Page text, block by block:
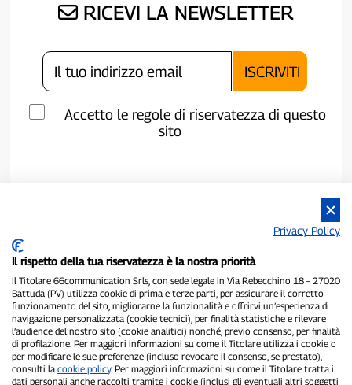
RICEVI LA NEWSLETTER
Accetto le regole di riservatezza di questo
sito
P300.it è una Testata Giornalistica indipendente
Registrazione numero 1/2021 del 1/2/2021 - Tribunale di Pavia
Proprietario ed editore:66communication Srls- P.IVA
02798890188
Privacy Policy
Il rispetto della tua riservatezza è la nostra priorità
Il Titolare 66communication Srls, con sede legale in Via Rebecchino 18 – 27020
Battuda (PV) utilizza cookie di prima e terze parti, per assicurare il corretto
funzionamento del sito, migliorarne la funzionalità e offrirvi un’esperienza di
navigazione personalizzata (cookie tecnici), per finalità statistiche e rilevare
l’audience del nostro sito (cookie analitici) nonché, previo consenso, per finalità
di profilazione. Per maggiori informazioni su come il Titolare utilizza i cookie o
per modificare le sue preferenze (incluso revocare il consenso, se prestato),
consulti la cookie policy. Per maggiori informazioni su come il Titolare tratta i
dati personali anche raccolti tramite i cookie (inclusi gli eventuali altri soggetti